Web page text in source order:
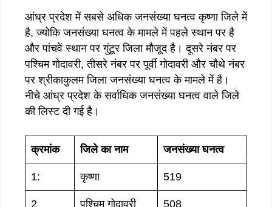
आंध्र प्रदेश में सबसे अधिक जनसंख्या घनत्व कृष्णा जिले में
है, ज्योकि जनसंख्या घनत्व के मामले में पहले स्थान पर है
और पांचवें स्थान पर गुंटूर जिला मौजूद है। दूसरे नंबर पर
पश्चिम गोदावरी, तीसरे नंबर पर पूर्वी गोदावरी और चौथे नंबर
पर श्रीकाकुलम जिला जनसंख्या घनत्व के मामले में है।
नीचे आंध्र प्रदेश के सर्वाधिक जनसंख्या घनत्व वाले जिले
की लिस्ट दी गई है।
क्रमांक जिले का नाम जनसंख्या घनत्व
1: कृष्णा 519
2 पश्चिम गोदावरी 508